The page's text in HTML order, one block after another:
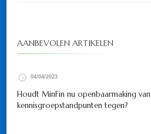
AANBEVOLEN ARTIKELEN
04/04/2023
Houdt MinFin nu openbaarmaking van
kennisgroepstandpunten tegen?